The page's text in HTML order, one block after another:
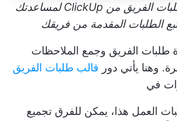
تم تصميم قالب طلبات الفريق من ClickUp لمساعدتك
الطلبات المقدمة من فريقك
طلبات الفريق وجمع الملاحظات
وهنا يأتي دور قالب طلبات الفريق
في
العمل هذا، يمكن للفرق تجميع